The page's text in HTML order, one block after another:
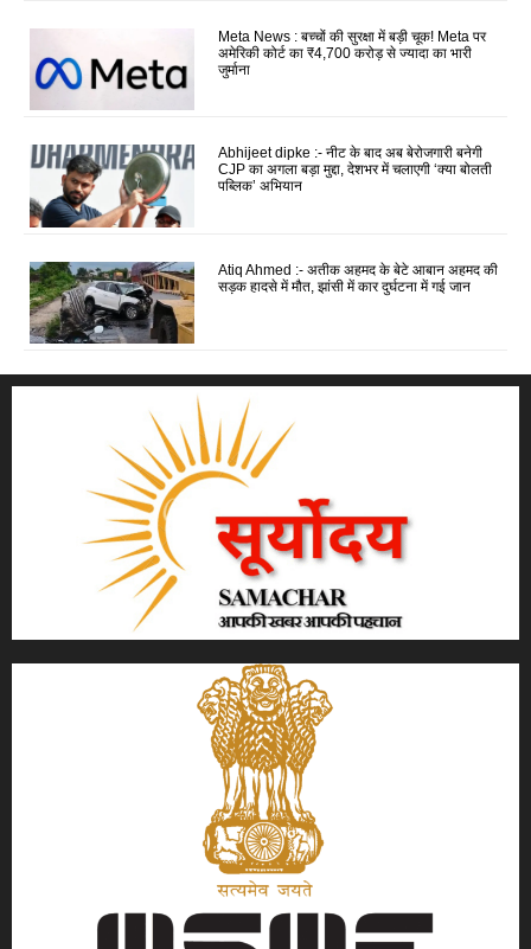
Meta News : बच्चों की सुरक्षा में बड़ी चूक! Meta पर
अमेरिकी कोर्ट का ₹4,700 करोड़ से ज्यादा का भारी
जुर्माना
Abhijeet dipke :- नीट के बाद अब बेरोजगारी बनेगी
CJP का अगला बड़ा मुद्दा, देशभर में चलाएगी ‘क्या बोलती
पब्लिक’ अभियान
Atiq Ahmed :- अतीक अहमद के बेटे आबान अहमद की
सड़क हादसे में मौत, झांसी में कार दुर्घटना में गई जान